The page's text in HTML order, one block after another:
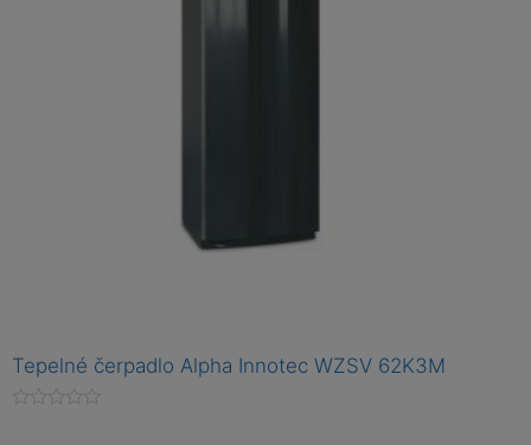
Tepelné čerpadlo Alpha Innotec WZSV 62K3M